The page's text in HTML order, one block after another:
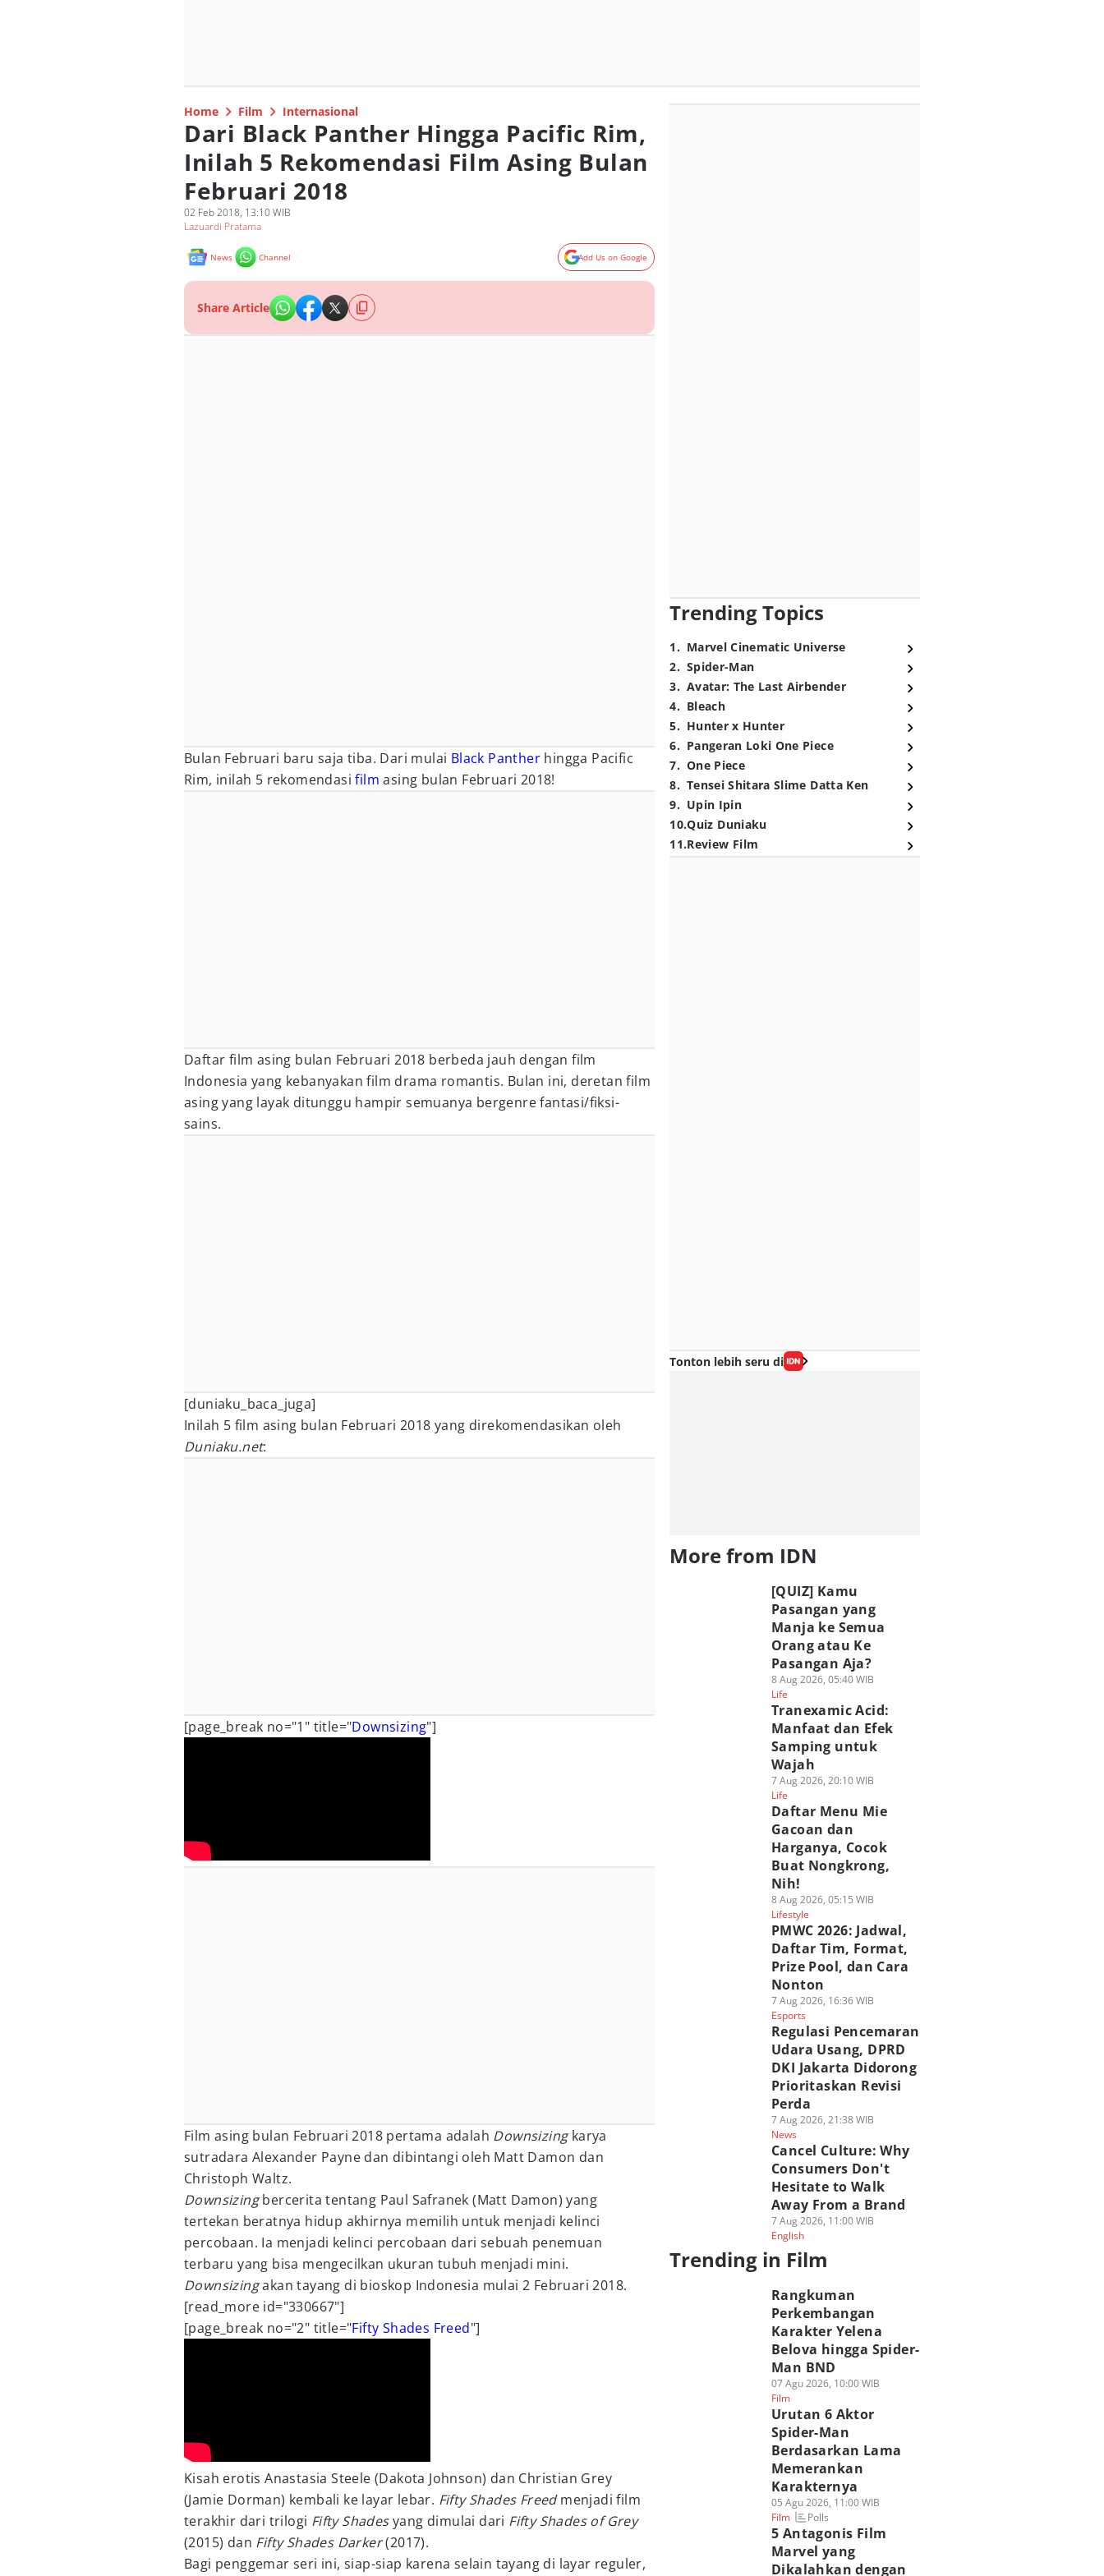
Home Film Internasional
Dari Black Panther Hingga Pacific Rim,
Inilah 5 Rekomendasi Film Asing Bulan
Februari 2018
02 Feb 2018, 13:10 WIB
Lazuardi Pratama
News Channel Add Us on Google
Share Article
Bulan Februari baru saja tiba. Dari mulai Black Panther hingga Pacific
Rim, inilah 5 rekomendasifilm asing bulan Februari 2018!
Daftar film asing bulan Februari 2018 berbeda jauh dengan film
Indonesia yang kebanyakan film drama romantis. Bulan ini, deretan film
asing yang layak ditunggu hampir semuanya bergenre fantasi/fiksi-
sains.
[duniaku_baca_juga]
Inilah 5 film asing bulan Februari 2018 yang direkomendasikan oleh
Duniaku.net:
[page_break no="1" title="Downsizing"]
Film asing bulan Februari 2018 pertama adalah Downsizingkarya
sutradara Alexander Payne dan dibintangi oleh Matt Damon dan
Christoph Waltz.
Downsizingbercerita tentang Paul Safranek (Matt Damon) yang
tertekan beratnya hidup akhirnya memilih untuk menjadi kelinci
percobaan. Ia menjadi kelinci percobaan dari sebuah penemuan
terbaru yang bisa mengecilkan ukuran tubuh menjadi mini.
Downsizingakan tayang di bioskop Indonesia mulai 2 Februari 2018.
[read_more id="330667"]
[page_break no="2" title="Fifty Shades Freed"]
Kisah erotis Anastasia Steele (Dakota Johnson) dan Christian Grey
(Jamie Dorman) kembali ke layar lebar. Fifty Shades Freedmenjadi film
terakhir dari trilogi Fifty Shadesyang dimulai dari Fifty Shades of Grey
(2015) dan Fifty Shades Darker(2017).
Bagi penggemar seri ini, siap-siap karena selain tayang di layar reguler,
Trending Topics
1. Marvel Cinematic Universe
2. Spider-Man
3. Avatar: The Last Airbender
4. Bleach
5. Hunter x Hunter
6. Pangeran Loki One Piece
7. One Piece
8. Tensei Shitara Slime Datta Ken
9. Upin Ipin
10.Quiz Duniaku
11.Review Film
Tonton lebih seru di
More from IDN
[QUIZ] Kamu
Pasangan yang
Manja ke Semua
Orang atau Ke
Pasangan Aja?
8 Aug 2026, 05:40 WIB
Life
Tranexamic Acid:
Manfaat dan Efek
Samping untuk
Wajah
7 Aug 2026, 20:10 WIB
Life
Daftar Menu Mie
Gacoan dan
Harganya, Cocok
Buat Nongkrong,
Nih!
8 Aug 2026, 05:15 WIB
Lifestyle
PMWC 2026: Jadwal,
Daftar Tim, Format,
Prize Pool, dan Cara
Nonton
7 Aug 2026, 16:36 WIB
Esports
Regulasi Pencemaran
Udara Usang, DPRD
DKI Jakarta Didorong
Prioritaskan Revisi
Perda
7 Aug 2026, 21:38 WIB
News
Cancel Culture: Why
Consumers Don't
Hesitate to Walk
Away From a Brand
7 Aug 2026, 11:00 WIB
English
Trending in Film
Rangkuman
Perkembangan
Karakter Yelena
Belova hingga Spider-
Man BND
07 Agu 2026, 10:00 WIB
Film
Urutan 6 Aktor
Spider-Man
Berdasarkan Lama
Memerankan
Karakternya
05 Agu 2026, 11:00 WIB
Film
Polls
5 Antagonis Film
Marvel yang
Dikalahkan dengan